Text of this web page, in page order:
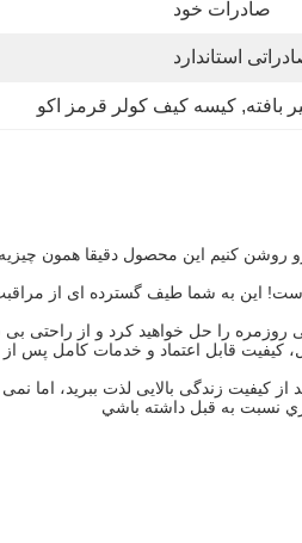
صادرات خود
استاندارد
بافته, کیسه کیف کولر قرمز اکو
رو روشن کنيم اين محصول دقیقا همون
این به شما طیف گسترده ای از مراقبت
را حل خواهید کرد و از راحتی
کیفیت قابل اعتماد و خدمات کامل پس
کیفیت زندگی بالایی لذت ببرید، اما
نسبت به قبل داشته باشي